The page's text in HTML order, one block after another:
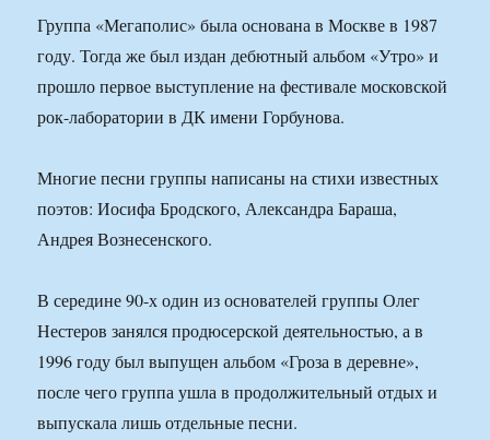
Группа «Мегаполис» была основана в Москве в 1987
году. Тогда же был издан дебютный альбом «Утро» и
прошло первое выступление на фестивале московской
рок-лаборатории в ДК имени Горбунова.
Многие песни группы написаны на стихи известных
поэтов: Иосифа Бродского, Александра Бараша,
Андрея Вознесенского.
В середине 90-х один из основателей группы Олег
Нестеров занялся продюсерской деятельностью, а в
1996 году был выпущен альбом «Гроза в деревне»,
после чего группа ушла в продолжительный отдых и
выпускала лишь отдельные песни.